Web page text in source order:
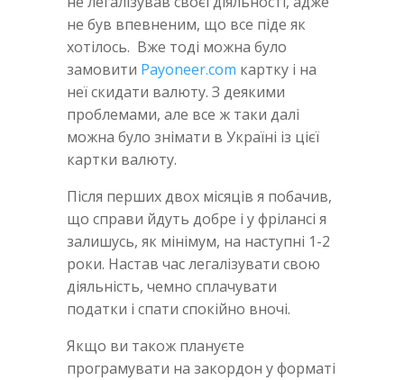
не був впевненим, що все піде як
хотілось. Вже тоді можна було
замовити Payoneer.com картку і на
неї скидати валюту. З деякими
проблемами, але все ж таки далі
можна було знімати в Україні із цієї
картки валюту.
Після перших двох місяців я побачив,
що справи йдуть добре і у фрілансі я
залишусь, як мінімум, на наступні 1-2
роки. Настав час легалізувати свою
діяльність, чемно сплачувати
податки і спати спокійно вночі.
Якщо ви також плануєте
програмувати на закордон у форматі